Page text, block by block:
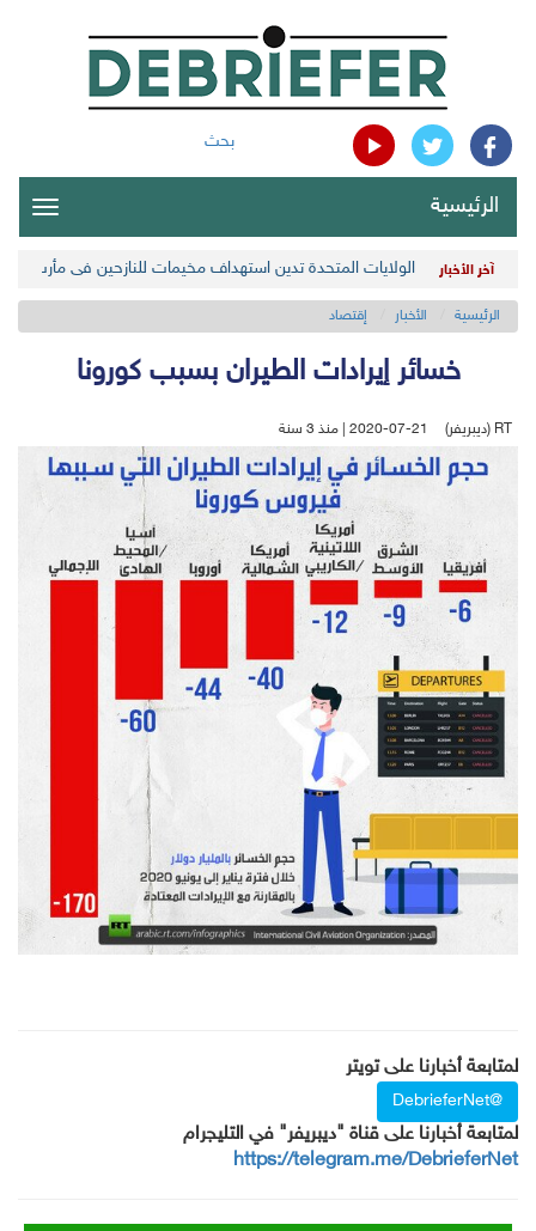
بحث
الرئيسية
آخر الأخبار الولايات المتحدة تدين استهداف مخيمات للنازحين في مأرب
الرئيسية الأخبار إقتصاد
خسائر إيرادات الطيران بسبب كورونا
RT (ديبريفر) 2020-07-21 | منذ 3 سنة
لمتابعة أخبارنا على تويتر
@DebrieferNet
لمتابعة أخبارنا على قناة "ديبريفر" في التليجرام
https://telegram.me/DebrieferNet